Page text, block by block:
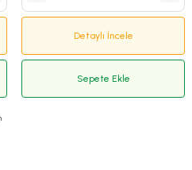
Detaylı İncele
Sepete Ekle